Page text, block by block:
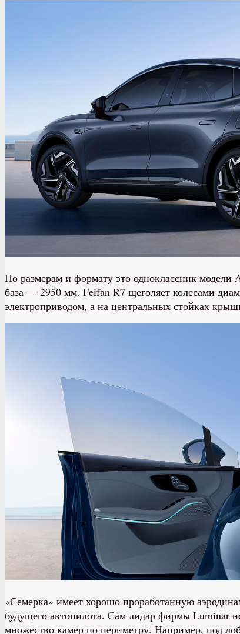
По размерам и формату это одноклассник
база — 2950 мм. Feifan R7 щеголяет колесами
электроприводом, а на центральных стойках
«Семерка» имеет хорошо проработанную
будущего автопилота. Сам лидар фирмы Luminar
множество камер по периметру. Например, под